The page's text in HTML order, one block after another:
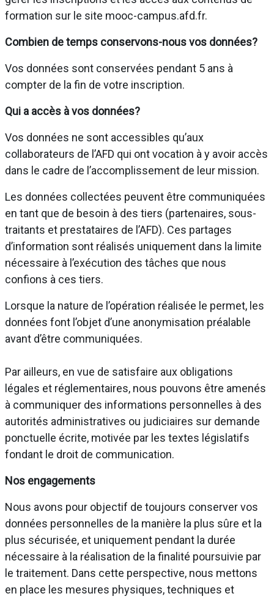
formation sur le site mooc-campus.afd.fr.
Combien de temps conservons-nous vos données?
Vos données sont conservées pendant 5 ans à
compter de la fin de votre inscription.
Qui a accès à vos données?
Vos données ne sont accessibles qu’aux
collaborateurs de l’AFD qui ont vocation à y avoir accès
dans le cadre de l’accomplissement de leur mission.
Les données collectées peuvent être communiquées
en tant que de besoin à des tiers (partenaires, sous-
traitants et prestataires de l’AFD). Ces partages
d’information sont réalisés uniquement dans la limite
nécessaire à l’exécution des tâches que nous
confions à ces tiers.
Lorsque la nature de l’opération réalisée le permet, les
données font l’objet d’une anonymisation préalable
avant d’être communiquées.
Par ailleurs, en vue de satisfaire aux obligations
légales et réglementaires, nous pouvons être amenés
à communiquer des informations personnelles à des
autorités administratives ou judiciaires sur demande
ponctuelle écrite, motivée par les textes législatifs
fondant le droit de communication.
Nos engagements
Nous avons pour objectif de toujours conserver vos
données personnelles de la manière la plus sûre et la
plus sécurisée, et uniquement pendant la durée
nécessaire à la réalisation de la finalité poursuivie par
le traitement. Dans cette perspective, nous mettons
en place les mesures physiques, techniques et